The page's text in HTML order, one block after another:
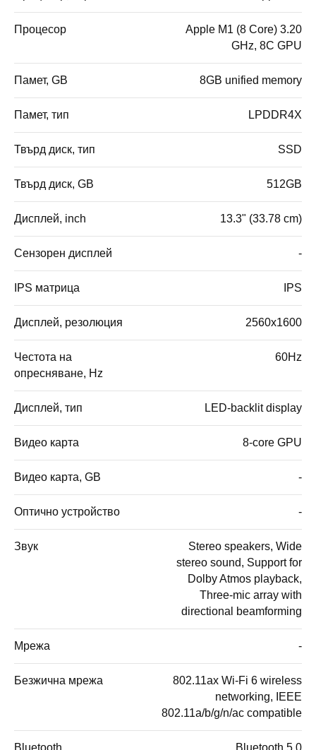
Процесор
Apple M1 (8 Core) 3.20
GHz, 8C GPU
Памет, GB 8GB unified memory
Памет, тип LPDDR4X
Твърд диск, тип SSD
Твърд диск, GB 512GB
Дисплей, inch 13.3" (33.78 cm)
Сензорен дисплей -
IPS матрица IPS
Дисплей, резолюция 2560x1600
Честота на
опресняване, Hz
60Hz
Дисплей, тип LED-backlit display
Видео карта 8-core GPU
Видео карта, GB -
Оптично устройство -
Звук
Stereo speakers, Wide
stereo sound, Support for
Dolby Atmos playback,
Three-mic array with
directional beamforming
Мрежа -
Безжична мрежа
802.11ax Wi-Fi 6 wireless
networking, IEEE
802.11a/b/g/n/ac compatible
Bluetooth Bluetooth 5.0